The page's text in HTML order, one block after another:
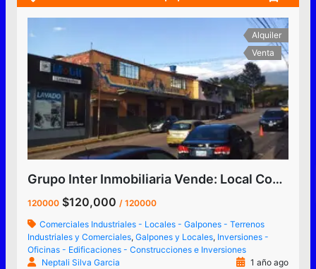
Alquiler
Venta
Grupo Inter Inmobiliaria Vende: Local Comercial La Concordia
120000$120,000 / 120000
Comerciales Industriales - Locales - Galpones - Terrenos
Industriales y Comerciales, Galpones y Locales, Inversiones -
Oficinas - Edificaciones - Construcciones e Inversiones
Neptali Silva Garcia
1 año ago